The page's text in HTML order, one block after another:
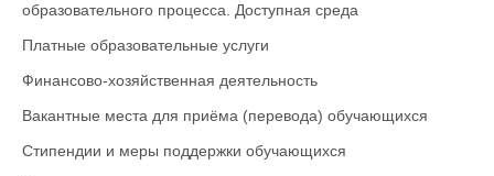
образовательного процесса. Доступная среда
Платные образовательные услуги
Финансово-хозяйственная деятельность
Вакантные места для приёма (перевода) обучающихся
Стипендии и меры поддержки обучающихся